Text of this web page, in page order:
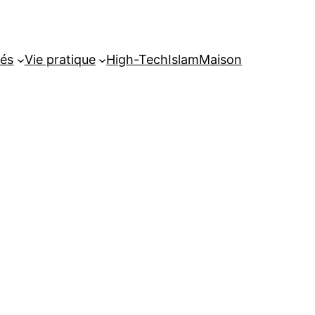
Vie pratique High-TechIslamMaison